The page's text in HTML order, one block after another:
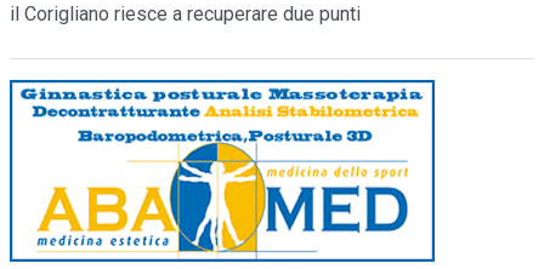
il Corigliano riesce a recuperare due punti